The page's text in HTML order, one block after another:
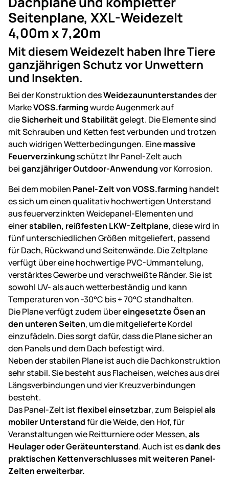
Seitenplane, XXL-Weidezelt
4,00m x 7,20m
Mit diesem Weidezelt haben Ihre Tiere
ganzjährigen Schutz vor Unwettern
und Insekten.
Bei der Konstruktion desWeidezaununterstandesder
MarkeVOSS.farmingwurde Augenmerk auf
dieSicherheit und Stabilitätgelegt. Die Elemente sind
mit Schrauben und Ketten fest verbunden und trotzen
auch widrigen Wetterbedingungen. Einemassive
Feuerverzinkungschützt Ihr Panel-Zelt auch
beiganzjähriger Outdoor-Anwendungvor Korrosion.
Bei dem mobilen Panel-Zelt von VOSS.farming handelt
es sich um einen qualitativ hochwertigen Unterstand
aus feuerverzinkten Weidepanel-Elementen und
einerstabilen, reißfesten LKW-Zeltplane, diese wird in
fünf unterschiedlichen Größen mitgeliefert, passend
für Dach, Rückwand und Seitenwände. Die Zeltplane
verfügt über eine hochwertige PVC-Ummantelung,
verstärktes Gewerbe und verschweißte Ränder. Sie ist
sowohl UV- als auch wetterbeständig und kann
Temperaturen von -30°C bis + 70°C standhalten.
Die Plane verfügt zudem übereingesetzte Ösen an
den unteren Seiten, um die mitgelieferte Kordel
einzufädeln. Dies sorgt dafür, dass die Plane sicher an
den Panels und dem Dach befestigt wird.
Neben der stabilen Plane ist auch die Dachkonstruktion
sehr stabil. Sie besteht aus Flacheisen, welches aus drei
Längsverbindungen und vier Kreuzverbindungen
besteht.
Das Panel-Zelt istflexibel einsetzbar, zum Beispielals
mobiler Unterstandfür die Weide, den Hof, für
Veranstaltungen wie Reitturniere oder Messen,als
Heulager oder Geräteunterstand. Auch ist esdank des
praktischen Kettenverschlusses mit weiteren Panel-
Zelten erweiterbar.